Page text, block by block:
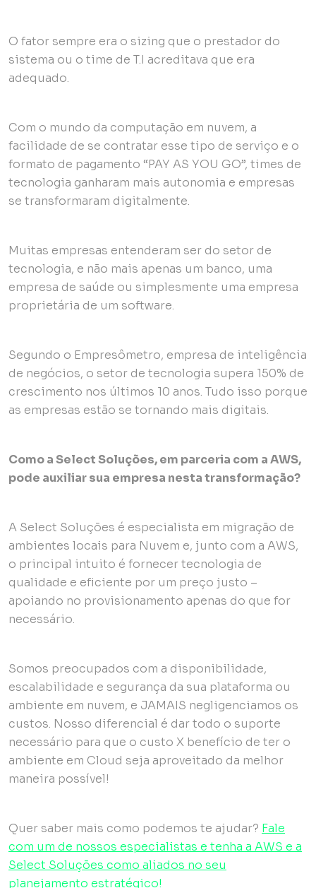
O fator sempre era o sizing que o prestador do
sistema ou o time de T.I acreditava que era
adequado.
Com o mundo da computação em nuvem, a
facilidade de se contratar esse tipo de serviço e o
formato de pagamento “PAY AS YOU GO”, times de
tecnologia ganharam mais autonomia e empresas
se transformaram digitalmente.
Muitas empresas entenderam ser do setor de
tecnologia, e não mais apenas um banco, uma
empresa de saúde ou simplesmente uma empresa
proprietária de um software.
Segundo o Empresômetro, empresa de inteligência
de negócios, o setor de tecnologia supera 150% de
crescimento nos últimos 10 anos. Tudo isso porque
as empresas estão se tornando mais digitais.
Como a Select Soluções, em parceria com a AWS,
pode auxiliar sua empresa nesta transformação?
A Select Soluções é especialista em migração de
ambientes locais para Nuvem e, junto com a AWS,
o principal intuito é fornecer tecnologia de
qualidade e eficiente por um preço justo –
apoiando no provisionamento apenas do que for
necessário.
Somos preocupados com a disponibilidade,
escalabilidade e segurança da sua plataforma ou
ambiente em nuvem, e JAMAIS negligenciamos os
custos. Nosso diferencial é dar todo o suporte
necessário para que o custo X benefício de ter o
ambiente em Cloud seja aproveitado da melhor
maneira possível!
Quer saber mais como podemos te ajudar? Fale
com um de nossos especialistas e tenha a AWS e a
Select Soluções como aliados no seu
planejamento estratégico!